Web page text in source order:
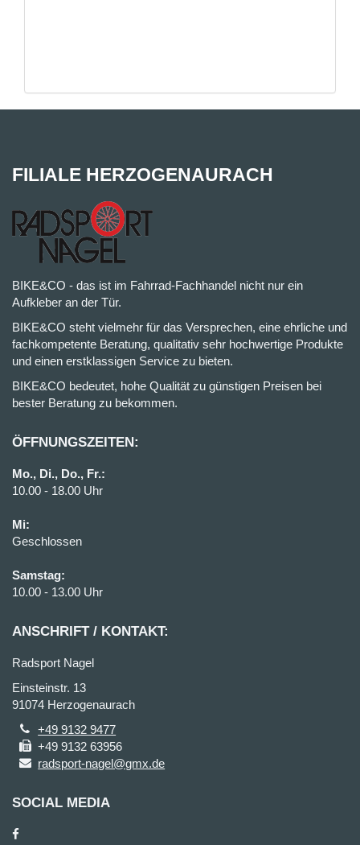
FILIALE HERZOGENAURACH
BIKE&CO - das ist im Fahrrad-Fachhandel nicht nur ein
Aufkleber an der Tür.
BIKE&CO steht vielmehr für das Versprechen, eine ehrliche und
fachkompetente Beratung, qualitativ sehr hochwertige Produkte
und einen erstklassigen Service zu bieten.
BIKE&CO bedeutet, hohe Qualität zu günstigen Preisen bei
bester Beratung zu bekommen.
ÖFFNUNGSZEITEN:
Mo., Di., Do., Fr.:
10.00 - 18.00 Uhr
Mi:
Geschlossen
Samstag:
10.00 - 13.00 Uhr
ANSCHRIFT / KONTAKT:
Radsport Nagel
Einsteinstr. 13
91074 Herzogenaurach
+49 9132 9477
+49 9132 63956
radsport-nagel@gmx.de
SOCIAL MEDIA